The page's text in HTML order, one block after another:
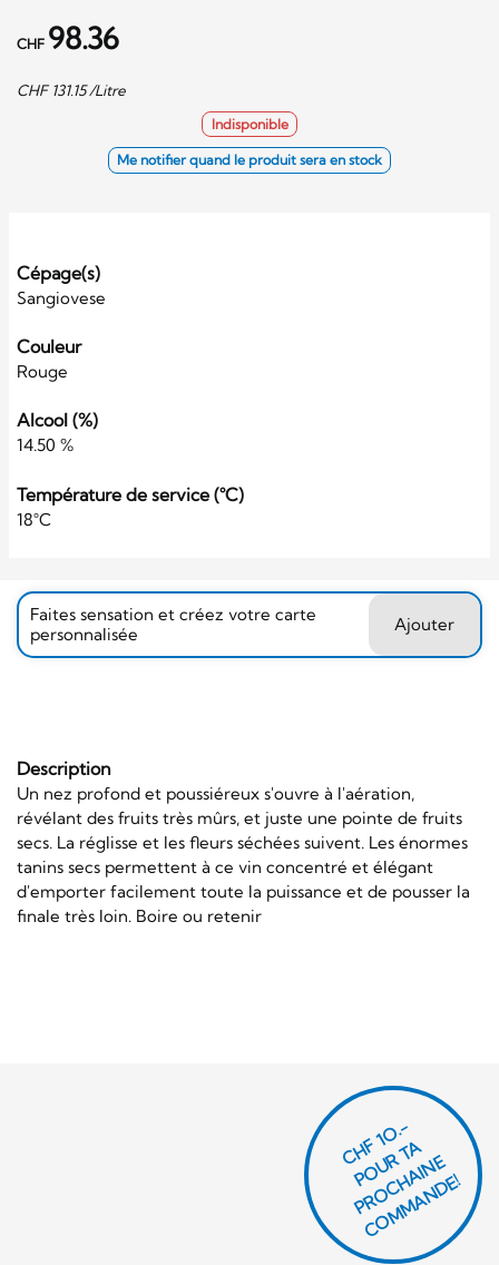
CHF 98.36
CHF 131.15/Litre
Indisponible
Me notifier quand le produit sera en stock
Cépage(s)
Sangiovese
Couleur
Rouge
Alcool (%)
14.50 %
Température de service (°C)
18°C
Faites sensation et créez votre carte
personnalisée
Ajouter
Description
Un nez profond et poussiéreux s'ouvre à l'aération,
révélant des fruits très mûrs, et juste une pointe de fruits
secs. La réglisse et les fleurs séchées suivent. Les énormes
tanins secs permettent à ce vin concentré et élégant
d'emporter facilement toute la puissance et de pousser la
finale très loin. Boire ou retenir
CHF 1O.-
P
O
U
R
T
A
P
R
O
C
H
AI
N
E
C
O
M
M
A
N
D
E!